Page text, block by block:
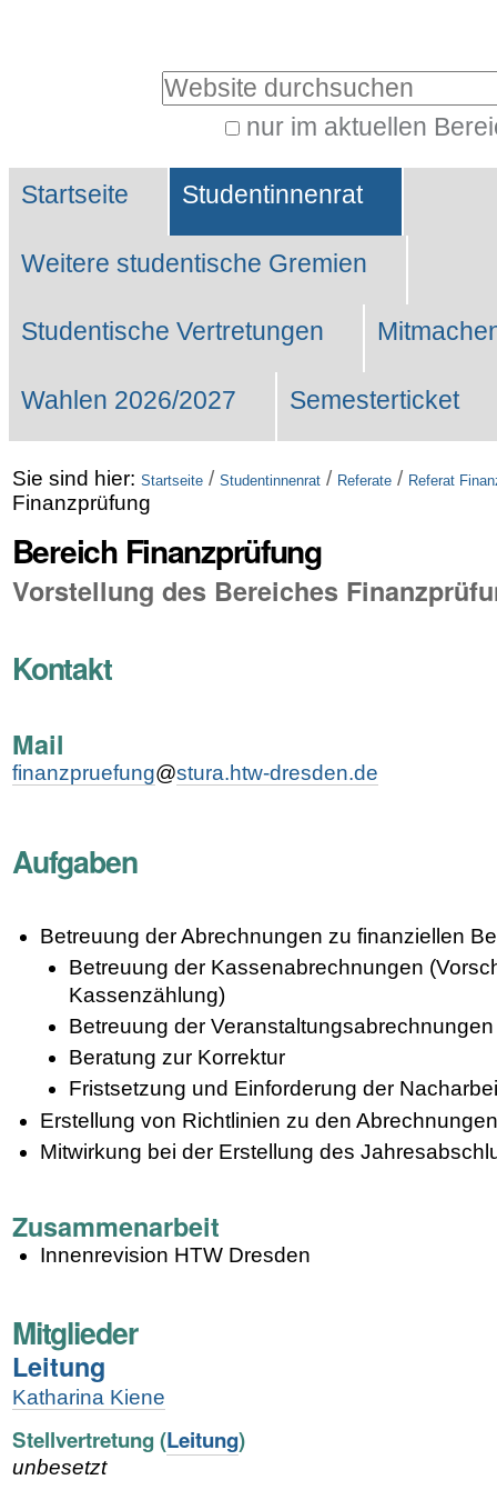
Website durchsuchen
nur im aktuellen
Suche…
Sektionen
Startseite Studentinnenrat
Weitere studentische Gremien
Studentische Vertretungen
Wahlen 2026/2027 Semesterticket
Sie sind hier: Startseite / Studentinnenrat / Referate / Referat
Finanzprüfung
Bereich Finanzprüfung
Vorstellung des Bereiches
Kontakt
Mail
finanzpruefung@stura.htw-dresden.de
Aufgaben
Betreuung der Abrechnungen zu finanziellen
Betreuung der Kassenabrechnungen
Kassenzählung)
Betreuung der Veranstaltungsabrechnungen
Beratung zur Korrektur
Fristsetzung und Einforderung der
Erstellung von Richtlinien zu den
Mitwirkung bei der Erstellung des
Zusammenarbeit
Innenrevision HTW Dresden
Mitglieder
Leitung
Katharina Kiene
Stellvertretung (Leitung)
unbesetzt